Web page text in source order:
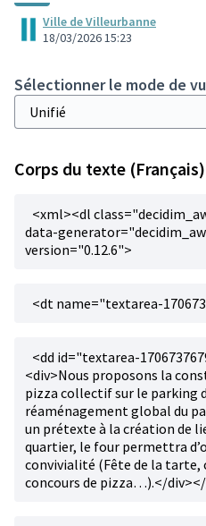
Ville de Villeurbanne
18/03/2026 15:23
Sélectionner le mode de
Corps du texte (Français)
<xml><dl
data-
version="0.12.6">
<dt name="textarea-
<dd id="textarea-
<div>Nous proposons la
pizza collectif sur le parking
réaménagement global du
un prétexte à la création de
quartier, le four permettra
convivialité (Fête de la tarte,
concours de pizza…).</